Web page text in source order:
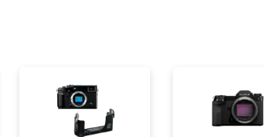
от 4300 ₽ Заказать